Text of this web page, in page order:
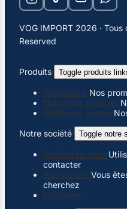
VOG IMPORT 2026 ·
Reserved
Produits Toggle produits
Promotions Nos
Nouveaux produits
Meilleures ventes
Notre société
Toggle notre
Contactez-nous
contacter
Plan du site Vous
cherchez
Magasins